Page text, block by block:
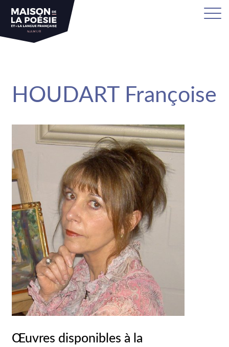
HOUDART Françoise
Œuvres disponibles à la